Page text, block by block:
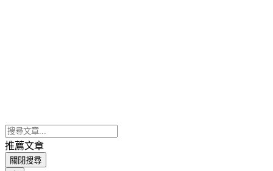
推薦文章
關閉搜尋